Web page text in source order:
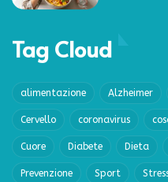
Tag Cloud
alimentazione Alzheimer
Cervello coronavirus
Cuore Diabete Dieta
Prevenzione Sport